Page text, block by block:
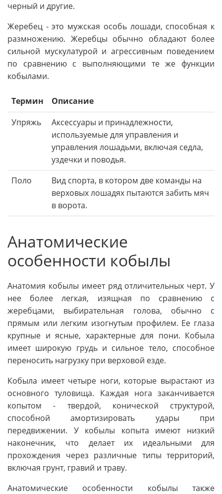
черный и другие.
Жеребец - это мужская особь лошади, способная к
размножению. Жеребцы обычно обладают более
сильной мускулатурой и агрессивным поведением
по сравнению с выполняющими те же функции
кобылами.
Термин
Описание
Упряжь
Аксессуары и принадлежности,
используемые для управления и
управления лошадьми, включая седла,
уздечки и поводья.
Поло
Вид спорта, в котором две команды на
верховых лошадях пытаются забить мяч
в ворота.
Анатомические
особенности кобылы
Анатомия кобылы имеет ряд отличительных черт. У
нее более легкая, изящная по сравнению с
жеребцами, выбирательная голова, обычно с
прямым или легким изогнутым профилем. Ее глаза
крупные и ясные, характерные для пони. Кобыла
имеет широкую грудь и сильное тело, способное
переносить нагрузку при верховой езде.
Кобыла имеет четыре ноги, которые вырастают из
основного туловища. Каждая нога заканчивается
копытом - твердой, конической структурой,
способной амортизировать удары при
передвижении. У кобылы копыта имеют низкий
наконечник, что делает их идеальными для
прохождения через различные типы территорий,
включая грунт, гравий и траву.
Анатомические особенности кобылы также